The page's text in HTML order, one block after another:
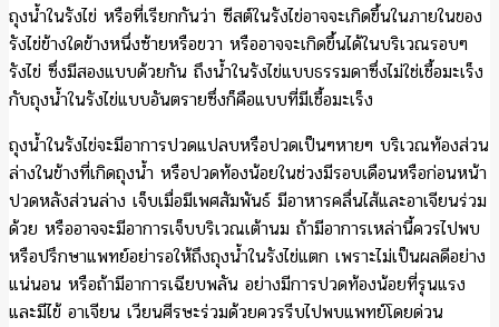
ถุงน้ำในรังไข่ หรือที่เรียกกันว่า ซีสต์ในรังไข่อาจจะเกิดขึ้นในภายในของ
รังไข่ข้างใดข้างหนึ่งซ้ายหรือขวา หรืออาจจะเกิดขึ้นได้ในบริเวณรอบๆ
รังไข่ ซึ่งมีสองแบบด้วยกัน ถึงน้ำในรังไข่แบบธรรมดาซึ่งไม่ใช่เชื้อมะเร็ง
กับถุงน้ำในรังไข่แบบอันตรายซึ่งก็คือแบบที่มีเชื้อมะเร็ง
ถุงน้ำในรังไข่จะมีอาการปวดแปลบหรือปวดเป็นๆหายๆ บริเวณท้องส่วน
ล่างในข้างที่เกิดถุงน้ำ หรือปวดท้องน้อยในช่วงมีรอบเดือนหรือก่อนหน้า
ปวดหลังส่วนล่าง เจ็บเมื่อมีเพศสัมพันธ์ มีอาหารคลื่นไส้และอาเจียนร่วม
ด้วย หรืออาจจะมีอาการเจ็บบริเวณเต้านม ถ้ามีอาการเหล่านี้ควรไปพบ
หรือปรึกษาแพทย์อย่ารอให้ถึงถุงน้ำในรังไข่แตก เพราะไม่เป็นผลดีอย่าง
แน่นอน หรือถ้ามีอาการเฉียบพลัน อย่างมีการปวดท้องน้อยที่รุนแรง
และมีไข้ อาเจียน เวียนศีรษะร่วมด้วยควรรีบไปพบแพทย์โดยด่วน